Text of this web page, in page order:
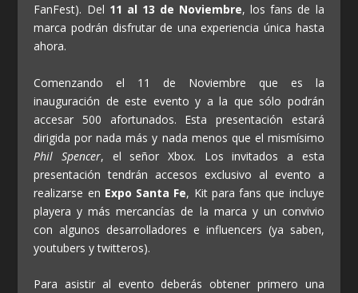
FanFest). Del 11 al 13 de Noviembre, los fans de la
marca podrán disfrutar de una experiencia única hasta
ahora.
Comenzando el 11 de Noviembre que es la
inauguración de este evento y a la que sólo podrán
accesar 500 afortunados. Esta presentación estará
dirigida por nada más y nada menos que el mismísimo
Phil Spencer, el señor Xbox. Los invitados a esta
presentación tendrán accesos exclusivo al evento a
realizarse en Expo Santa Fe, Kit para fans que incluye
playera y más mercancías de la marca y un convivio
con algunos desarrolladores e influencers (ya saben,
youtubers y twitteros).
Para asistir al evento deberás obtener primero una